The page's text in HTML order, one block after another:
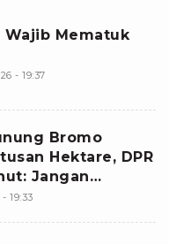
Wajib Mematuk
- 19:37
Bromo
Hektare, DPR
Jangan
19:33